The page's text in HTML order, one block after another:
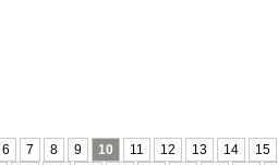
6 7 8 9 10 11 12 13 14
15